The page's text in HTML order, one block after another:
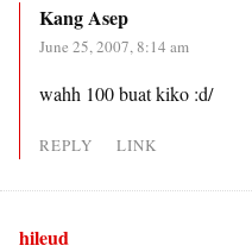
Kang Asep
June 25, 2007, 8:14 am
wahh 100 buat kiko :d/
REPLY LINK
hileud